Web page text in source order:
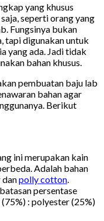
yang khusus
seperti orang yang
Fungsinya bukan
tapi digunakan untuk
yang ada. Jadi tidak
bahan khusus.
pembuatan baju lab
bahan agar
Berikut
ini merupakan kain
Adalah bahan
danpolly cotton
persentase
: polyester (25%)